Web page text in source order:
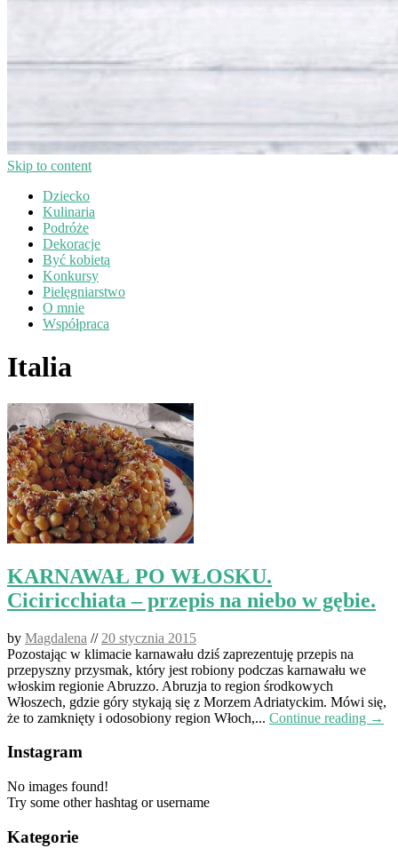
Skip to content
Dziecko
Kulinaria
Podróże
Dekoracje
Być kobietą
Konkursy
Pielęgniarstwo
O mnie
Współpraca
Italia
KARNAWAŁ PO WŁOSKU.
Ciciricchiata – przepis na niebo w gębie.
by Magdalena // 20 stycznia 2015
Pozostając w klimacie karnawału dziś zaprezentuję przepis na
przepyszny przysmak, który jest robiony podczas karnawału we
włoskim regionie Abruzzo. Abruzja to region środkowych
Włoszech, gdzie góry stykają się z Morzem Adriatyckim. Mówi się,
że to zamknięty i odosobiony region Włoch,... Continue reading →
Instagram
No images found!
Try some other hashtag or username
Kategorie